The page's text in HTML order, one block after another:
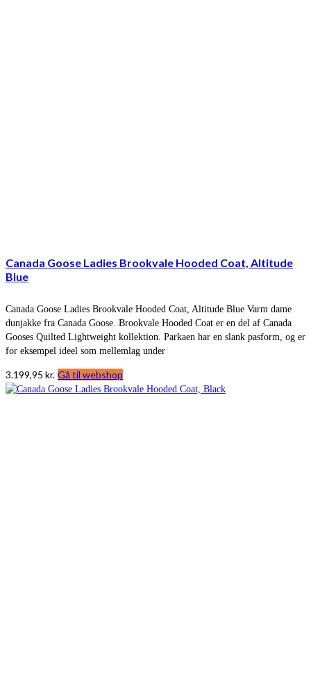
Canada Goose Ladies Brookvale Hooded Coat, Altitude
Blue
Canada Goose Ladies Brookvale Hooded Coat, Altitude Blue Varm dame
dunjakke fra Canada Goose. Brookvale Hooded Coat er en del af Canada
Gooses Quilted Lightweight kollektion. Parkaen har en slank pasform, og er
for eksempel ideel som mellemlag under
3.199,95 kr. Gå til webshop